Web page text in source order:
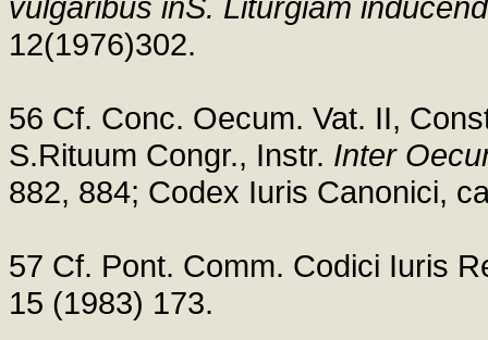
12(1976)302.
56 Cf. Conc. Oecum. Vat. II,
S.Rituum Congr., Instr. Inter
882, 884; Codex Iuris Canonici,
57 Cf. Pont. Comm. Codici Iuris
15 (1983) 173.